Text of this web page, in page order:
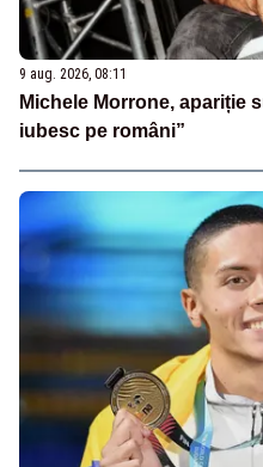
9 aug. 2026, 08:11
Michele Morrone, apariție
iubesc pe români”